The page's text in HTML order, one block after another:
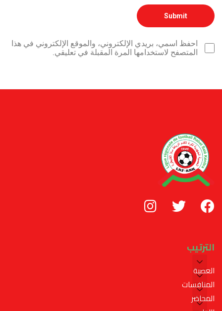
احفظ اسمي، بريدي الإلكتروني، والموقع الإلكتروني في هذا
المتصفح لاستخدامها المرة المقبلة في تعليقي.
الترتيب
العصبة
المنافسات
المحاضر